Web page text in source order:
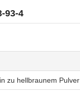
93-4
zu hellbraunem Pulver